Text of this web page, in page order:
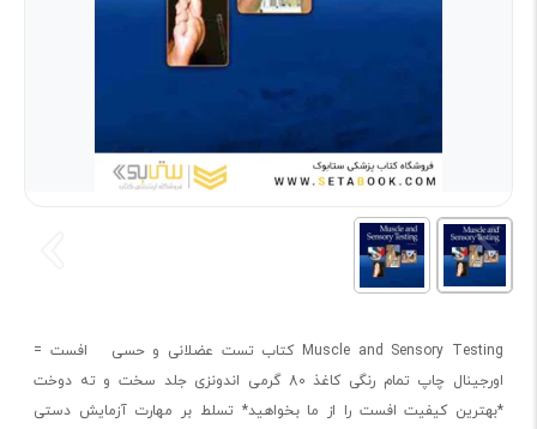
Muscle and Sensory Testing کتاب تست عضلانی و حسی افست =
اورجینال چاپ تمام رنگی کاغذ 80 گرمی اندونزی جلد سخت و ته دوخت
*بهترین کیفیت افست را از ما بخواهید* تسلط بر مهارت آزمایش دستی